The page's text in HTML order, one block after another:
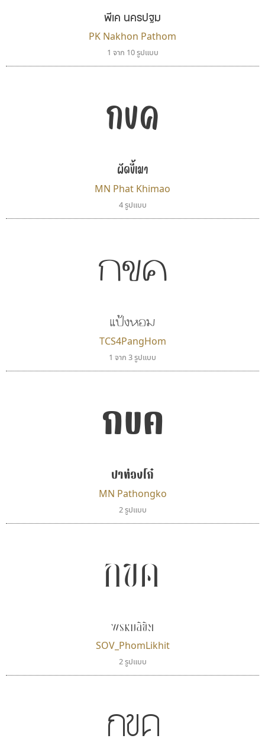
พีเค นครปฐม
PK Nakhon Pathom
1 จาก 10 รูปแบบ
กขค
ผัดขี้เมา
MN Phat Khimao
4 รูปแบบ
กขค
แป้งหอม
TCS4PangHom
1 จาก 3 รูปแบบ
กขค
ปาท่องโก๋
MN Pathongko
2 รูปแบบ
กขค
พรหมลิขิต
SOV_PhomLikhit
2 รูปแบบ
กขค